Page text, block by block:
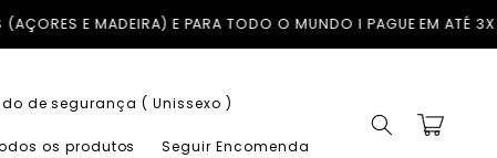
I PAGUE EM ATÉ 3X COM A KLARNA SEM JUROSTROCAS
de segurança ( Unissexo )
os produtos Seguir Encomenda
Carrinho